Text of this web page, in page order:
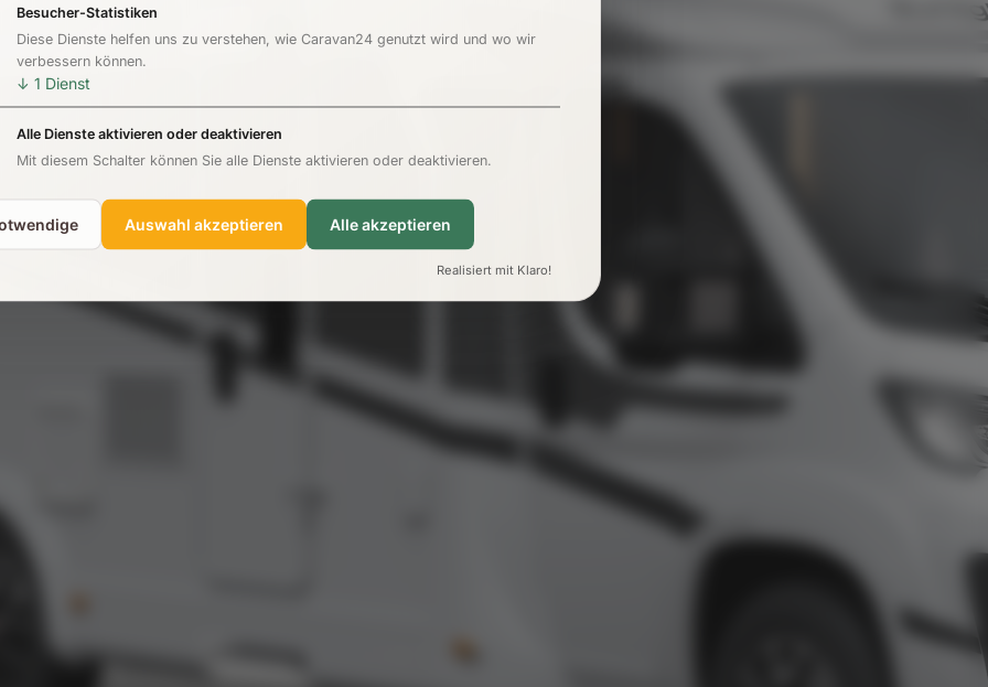
Besucher-Statistiken
Diese Dienste helfen uns zu verstehen, wie Caravan24 genutzt wird und wo wir
verbessern können.
↓ 1 Dienst
Alle Dienste aktivieren oder deaktivieren
Mit diesem Schalter können Sie alle Dienste aktivieren oder deaktivieren.
Auswahl akzeptieren Alle akzeptieren
Realisiert mit Klaro!